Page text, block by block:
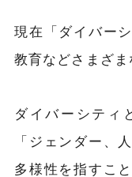
現在「ダイバー
教育などさまざま
ダイバーシティ
「ジェンダー、
多様性を指すこ